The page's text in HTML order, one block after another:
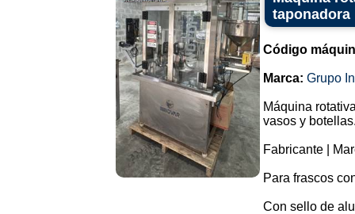
taponadora
Código
Marca: Grupo
Máquina
vasos y
Fabricante |
Para frascos
Con sello de